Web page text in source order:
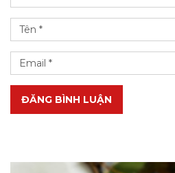
ĐĂNG BÌNH LUẬN